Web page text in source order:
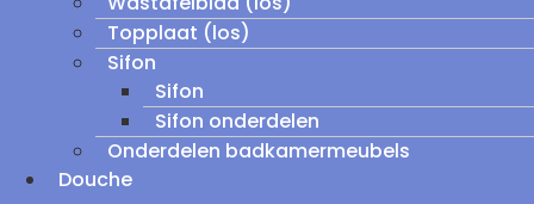
Topplaat (los)
Sifon
Sifon
Sifon onderdelen
Onderdelen badkamermeubels
Douche